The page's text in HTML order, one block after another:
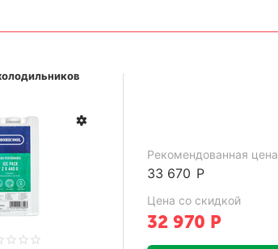
Рекомендованная цена
33 670 Р
Цена со скидкой
32 970 Р